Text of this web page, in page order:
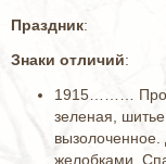
Праздник:
Знаки отличий:
1915………
зеленая,
желобками.